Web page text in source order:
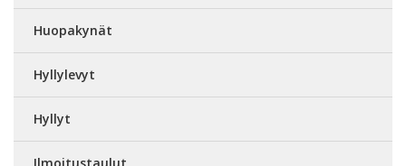
Huopakynät
Hyllylevyt
Hyllyt